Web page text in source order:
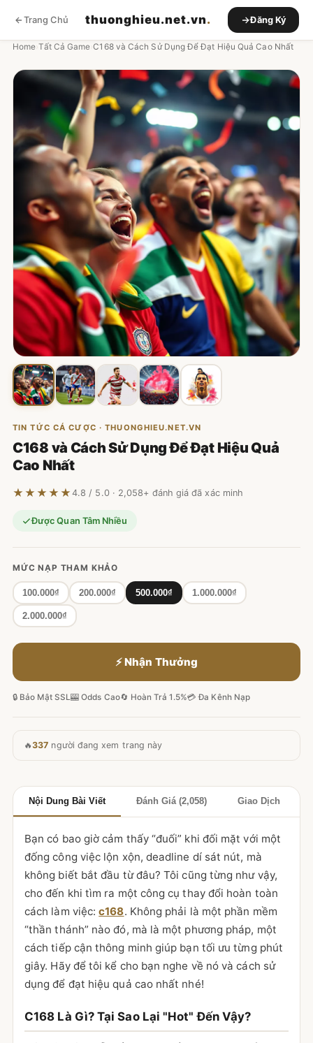
Trang Chủ thuonghieu.net.vn. Đăng Ký
Home ›Tất Cả Game ›C168 và Cách Sử Dụng Để Đạt Hiệu Quả Cao Nhất
TIN TỨC CÁ CƯỢC · THUONGHIEU.NET.VN
C168 và Cách Sử Dụng Để Đạt Hiệu Quả
Cao Nhất
★★★★★ 4.8 / 5.0 · 2,058+ đánh giá đã xác minh
Được Quan Tâm Nhiều
MỨC NẠP THAM KHẢO
100.000₫ 200.000₫ 500.000₫ 1.000.000₫
2.000.000₫
⚡ Nhận Thưởng
🔒 Bảo Mật SSL🎰 Odds Cao🔄 Hoàn Trả 1.5%💳 Đa Kênh Nạp
🔥337 người đang xem trang này
Nội Dung Bài Viết Đánh Giá (2,058) Giao Dịch
Bạn có bao giờ cảm thấy “đuối” khi đối mặt với một
đống công việc lộn xộn, deadline dí sát nút, mà
không biết bắt đầu từ đâu? Tôi cũng từng như vậy,
cho đến khi tìm ra một công cụ thay đổi hoàn toàn
cách làm việc:c168. Không phải là một phần mềm
“thần thánh” nào đó, mà là một phương pháp, một
cách tiếp cận thông minh giúp bạn tối ưu từng phút
giây. Hãy để tôi kể cho bạn nghe về nó và cách sử
dụng để đạt hiệu quả cao nhất nhé!
C168 Là Gì? Tại Sao Lại "Hot" Đến Vậy?